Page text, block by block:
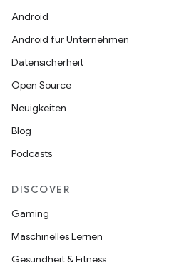
Android
Android für Unternehmen
Datensicherheit
Open Source
Neuigkeiten
Blog
Podcasts
DISCOVER
Gaming
Maschinelles Lernen
Gesundheit & Fitness